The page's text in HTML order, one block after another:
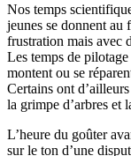
Nos temps
jeunes se donnent au
frustration mais avec
Les temps de
montent ou se
Certains ont
la grimpe d’arbres et
L’heure du goûter
sur le ton d’une